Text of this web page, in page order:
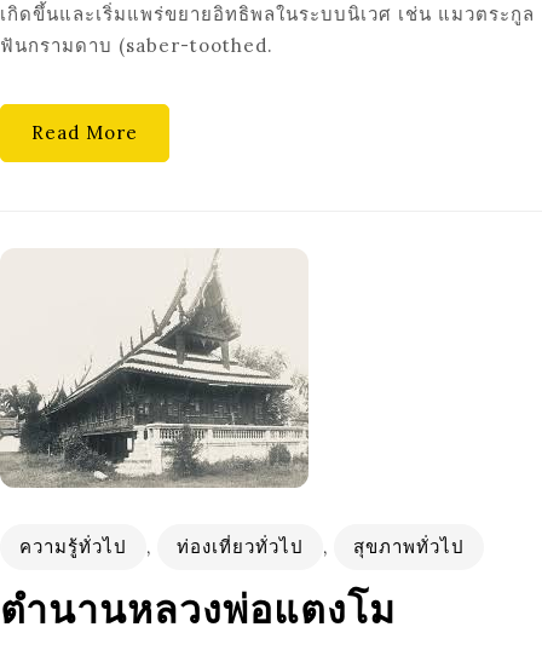
เกิดขึ้นและเริ่มแพร่ขยายอิทธิพลในระบบนิเวศ เช่น แมวตระกูล
ฟันกรามดาบ (saber-toothed.
Read More
ความรู้ทั่วไป , ท่องเที่ยวทั่วไป , สุขภาพทั่วไป
ตำนานหลวงพ่อแตงโม